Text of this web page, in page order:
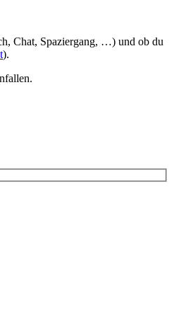
Chat, Spaziergang, …) und ob du
).